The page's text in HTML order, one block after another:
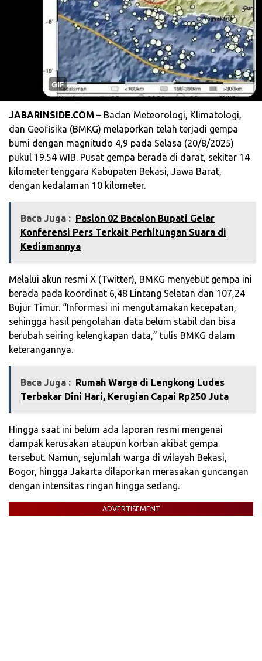
JABARINSIDE.COM – Badan Meteorologi, Klimatologi,
dan Geofisika (BMKG) melaporkan telah terjadi gempa
bumi dengan magnitudo 4,9 pada Selasa (20/8/2025)
pukul 19.54 WIB. Pusat gempa berada di darat, sekitar 14
kilometer tenggara Kabupaten Bekasi, Jawa Barat,
dengan kedalaman 10 kilometer.
Baca Juga : Paslon 02 Bacalon Bupati Gelar
Konferensi Pers Terkait Perhitungan Suara di
Kediamannya
Melalui akun resmi X (Twitter), BMKG menyebut gempa ini
berada pada koordinat 6,48 Lintang Selatan dan 107,24
Bujur Timur. “Informasi ini mengutamakan kecepatan,
sehingga hasil pengolahan data belum stabil dan bisa
berubah seiring kelengkapan data,” tulis BMKG dalam
keterangannya.
Baca Juga : ‎Rumah Warga di Lengkong Ludes
Terbakar Dini Hari, Kerugian Capai Rp250 Juta
Hingga saat ini belum ada laporan resmi mengenai
dampak kerusakan ataupun korban akibat gempa
tersebut. Namun, sejumlah warga di wilayah Bekasi,
Bogor, hingga Jakarta dilaporkan merasakan guncangan
dengan intensitas ringan hingga sedang.
ADVERTISEMENT